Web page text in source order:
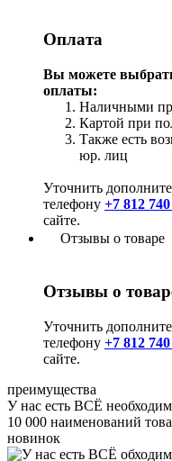
Оплата
Вы можете
оплаты:
Наличными
Картой при
Также есть
юр. лиц
Уточнить
телефону +7 812
сайте.
Отзывы о товаре
Отзывы о
Уточнить
телефону +7 812
сайте.
преимущества
У нас есть ВСЁ
10 000 наименований
новинок